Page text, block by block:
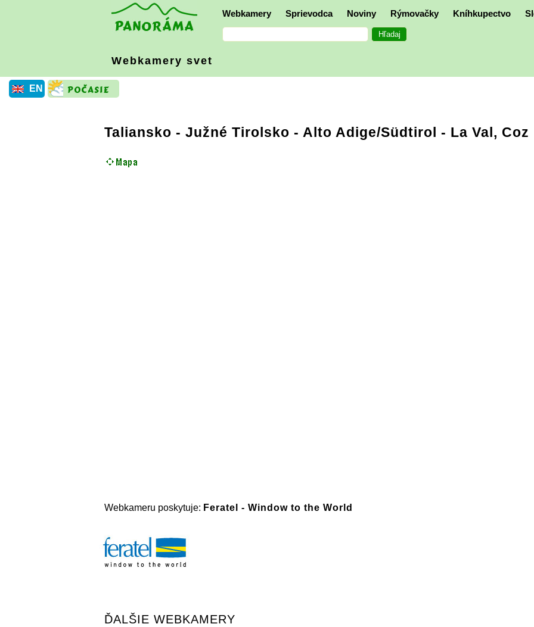
Webkamery Sprievodca Noviny Rýmovačky Kníhkupectvo
Webkamery svet
EN
Taliansko - Južné Tirolsko - Alto Adige/Südtirol - La Val, Coz
Webkameru poskytuje: Feratel - Window to the World
ĎALŠIE WEBKAMERY